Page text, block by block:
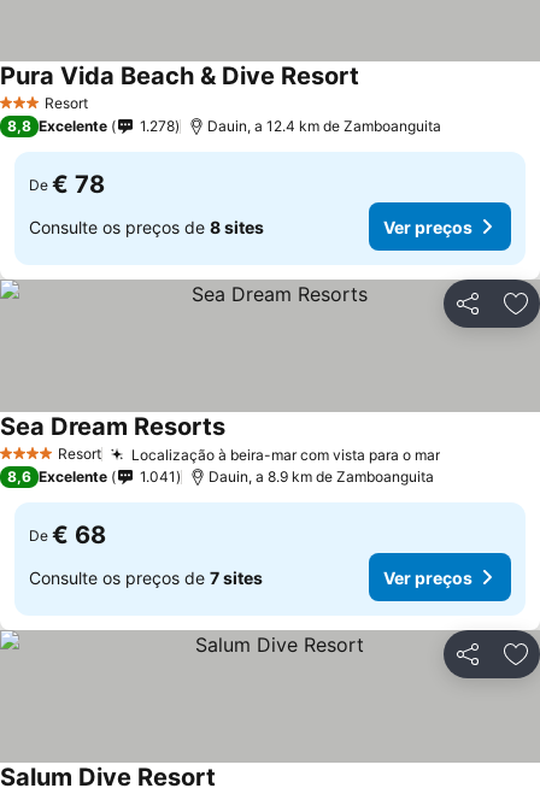
3 EstrelasResort
Pura Vida Beach & Dive Resort
8,8 Excelente 1.278 Dauin, a 12.4 km de Zamboanguita
De € 78
Consulte os preços de 8 sites Ver preços
Partilhar
4 EstrelasResort Localização à beira-mar com vista para o mar
Sea Dream Resorts
8,6 Excelente 1.041 Dauin, a 8.9 km de Zamboanguita
De € 68
Consulte os preços de 7 sites Ver preços
Partilhar
Salum Dive Resort